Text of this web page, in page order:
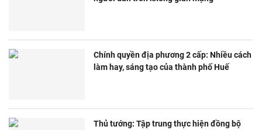
Chính quyền địa phương 2 cấp: Nhiều cách
làm hay, sáng tạo của thành phố Huế
Thủ tướng: Tập trung thực hiện đồng bộ